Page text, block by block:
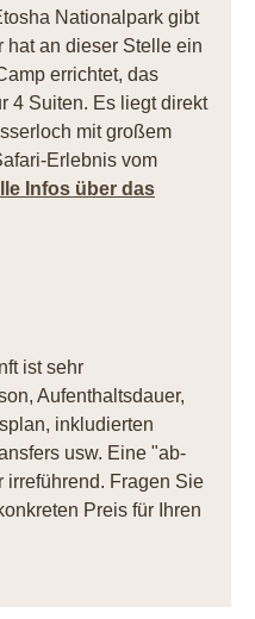
Nationalpark gibt
hat an dieser Stelle ein
errichtet, das
4 Suiten. Es liegt direkt
mit großem
Erlebnis vom
Infos über das
ist sehr
Aufenthaltsdauer,
inkludierten
usw. Eine "ab-
irreführend. Fragen Sie
Preis für Ihren